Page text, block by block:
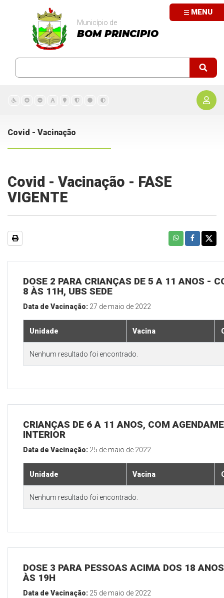
MENU
Município de
BOM PRINCIPIO
Covid - Vacinação
Covid - Vacinação - FASE
VIGENTE
DOSE 2 PARA CRIANÇAS DE 5 A 11 ANOS -
8 ÀS 11H, UBS SEDE
Data de Vacinação: 27 de maio de 2022
Unidade Vacina
Nenhum resultado foi encontrado.
CRIANÇAS DE 6 A 11 ANOS, COM
INTERIOR
Data de Vacinação: 25 de maio de 2022
Unidade Vacina
Nenhum resultado foi encontrado.
DOSE 3 PARA PESSOAS ACIMA DOS 18
ÀS 19H
Data de Vacinação: 25 de maio de 2022